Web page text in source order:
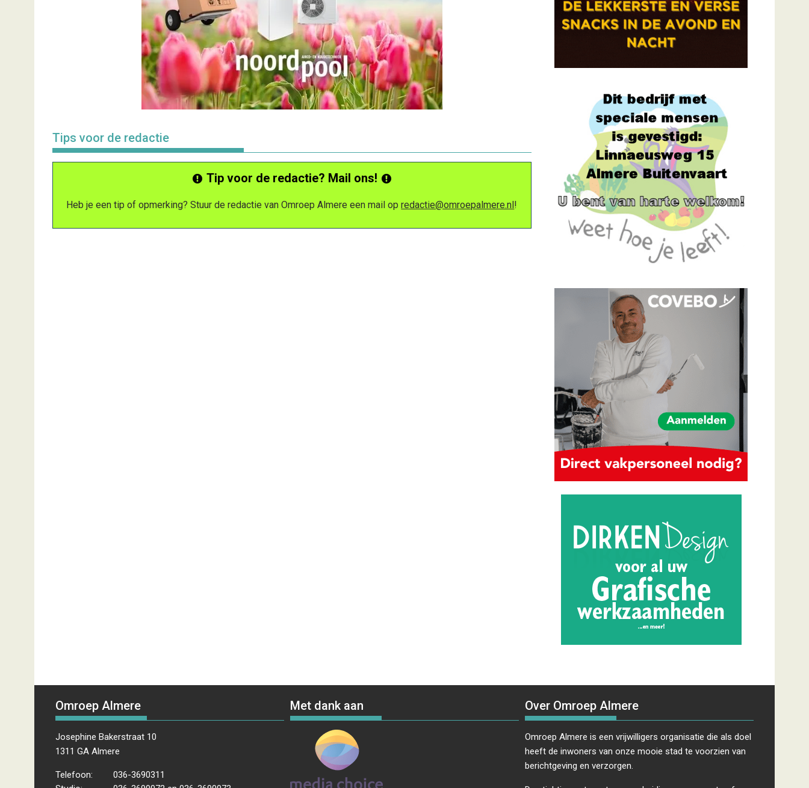
Tips voor de redactie
Tip voor de redactie? Mail ons!
Heb je een tip of opmerking? Stuur de redactie van Omroep Almere een mail opredactie@omroepalmere.nl!
Omroep Almere
Josephine Bakerstraat 10
1311 GA Almere
Telefoon:
036-3690311
Met dank aan Over Omroep Almere
Omroep Almere is een vrijwilligers organisatie die als doel
heeft de inwoners van onze mooie stad te voorzien van
berichtgeving en verzorgen.